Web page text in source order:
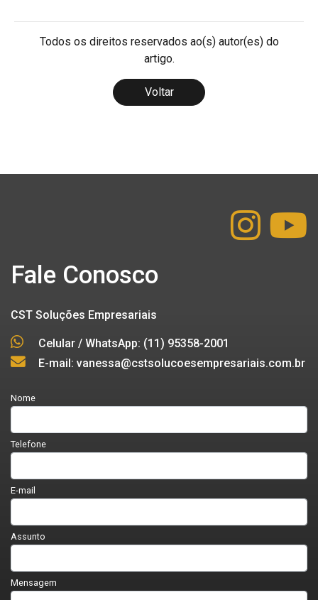
Todos os direitos reservados ao(s) autor(es) do
artigo.
Voltar
Fale Conosco
CST Soluções Empresariais
Celular / WhatsApp: (11) 95358-2001
E-mail: vanessa@cstsolucoesempresariais.com.br
Nome
Telefone
E-mail
Assunto
Mensagem